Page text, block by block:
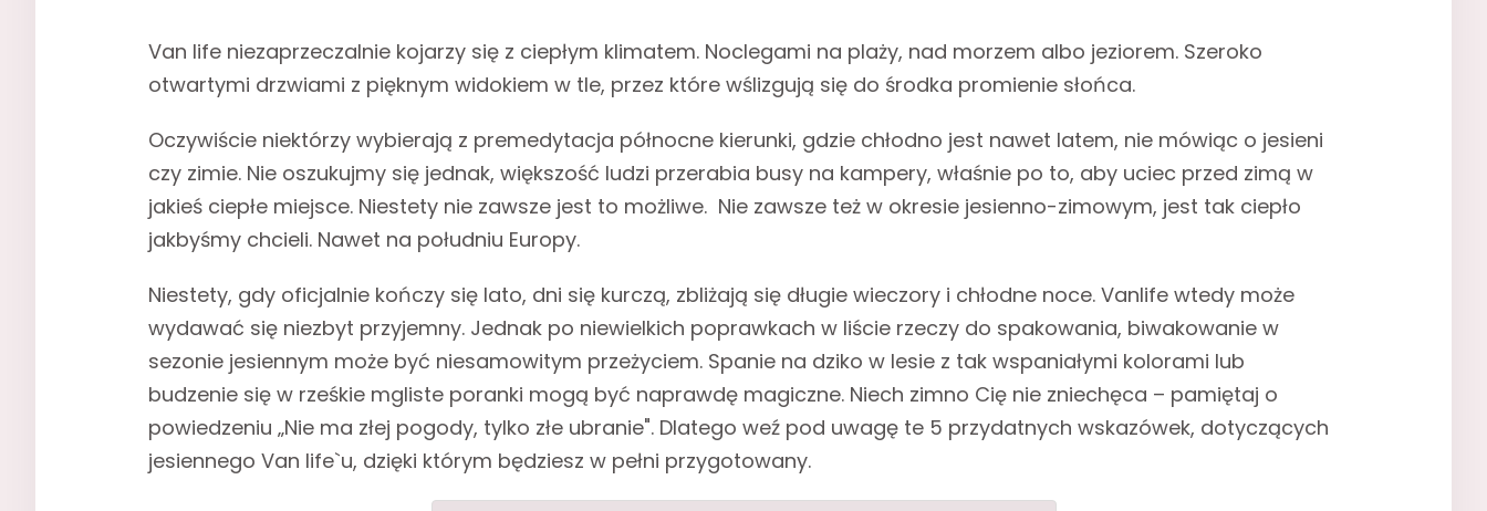
Van life niezaprzeczalnie kojarzy się z ciepłym klimatem. Noclegami na plaży, nad morzem albo jeziorem. Szeroko
otwartymi drzwiami z pięknym widokiem w tle, przez które wślizgują się do środka promienie słońca.
Oczywiście niektórzy wybierają z premedytacja północne kierunki, gdzie chłodno jest nawet latem, nie mówiąc o jesieni
czy zimie. Nie oszukujmy się jednak, większość ludzi przerabia busy na kampery, właśnie po to, aby uciec przed zimą w
jakieś ciepłe miejsce. Niestety nie zawsze jest to możliwe. Nie zawsze też w okresie jesienno-zimowym, jest tak ciepło
jakbyśmy chcieli. Nawet na południu Europy.
Niestety, gdy oficjalnie kończy się lato, dni się kurczą, zbliżają się długie wieczory i chłodne noce. Vanlife wtedy może
wydawać się niezbyt przyjemny. Jednak po niewielkich poprawkach w liście rzeczy do spakowania, biwakowanie w
sezonie jesiennym może być niesamowitym przeżyciem. Spanie na dziko w lesie z tak wspaniałymi kolorami lub
budzenie się w rześkie mgliste poranki mogą być naprawdę magiczne. Niech zimno Cię nie zniechęca – pamiętaj o
powiedzeniu „Nie ma złej pogody, tylko złe ubranie". Dlatego weź pod uwagę te 5 przydatnych wskazówek, dotyczących
jesiennego Van life`u, dzięki którym będziesz w pełni przygotowany.